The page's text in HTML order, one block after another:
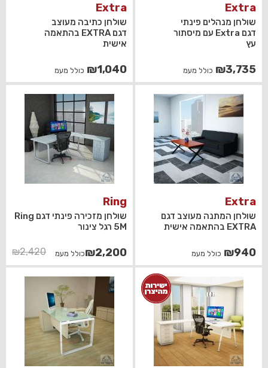
Extra
שולחן מנהלים פינתי
דגם Extra עם מיסתור
עץ
₪3,735 כולל מעמ
Extra
שולחן כתיבה מעוצב
דגם EXTRA בהתאמה
אישית
₪1,040 כולל מעמ
Extra
שולחן המתנה מעוצב דגם
EXTRA בהתאמה אישית
₪940 כולל מעמ
Ring
שולחן מזכירה פינתי דגם Ring
5M רגל צינור
₪2,420
המחיר
המקורי
היה:
₪2,420.
₪2,200
המחיר
הנוכחי
הוא:
₪2,200.
כולל מעמ